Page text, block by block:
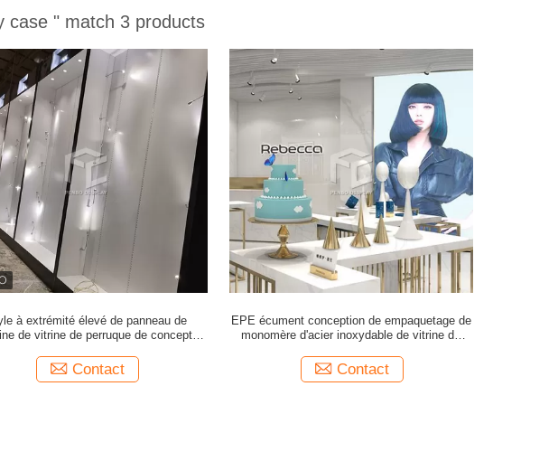
case " match 3 products
à extrémité élevé de panneau de
de vitrine de perruque de conception
Contact
EPE écument conception de empaquetage de
monomère d'acier inoxydable de vitrine de
Contact